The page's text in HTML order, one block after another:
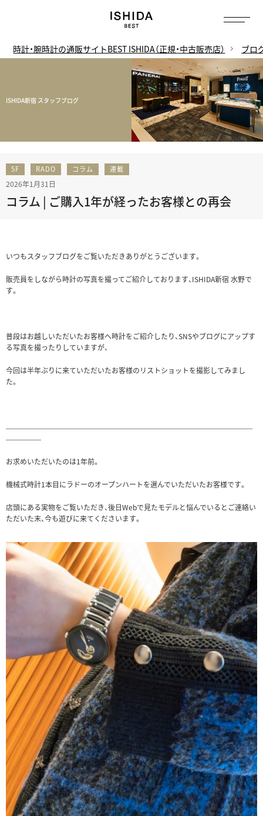
時計・腕時計の通販サイトBEST ISHIDA（正規・中古販売店） ブロ
ISHIDA新宿 スタッフブログ
5F RADO コラム 連載
2026年1月31日
コラム | ご購入1年が経ったお客様との再会
いつもスタッフブログをご覧いただきありがとうございます。
販売員をしながら時計の写真を撮ってご紹介しております、ISHIDA新宿 水野で
す。
普段はお越しいただいたお客様へ時計をご紹介したり、SNSやブログにアップす
る写真を撮ったりしていますが、
今回は半年ぶりに来ていただいたお客様のリストショットを撮影してみまし
た。
———————————————————————————————————
—————
お求めいただいたのは1年前。
機械式時計1本目にラドーのオープンハートを選んでいただいたお客様です。
店頭にある実物をご覧いただき、後日Webで見たモデルと悩んでいるとご連絡い
ただいた末、今も遊びに来てくださいます。